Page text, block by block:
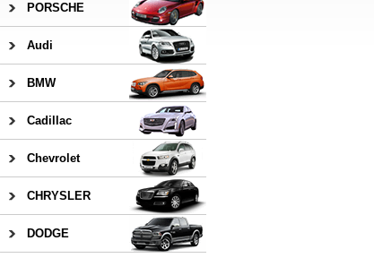
PORSCHE
Audi
BMW
Cadillac
Chevrolet
CHRYSLER
DODGE